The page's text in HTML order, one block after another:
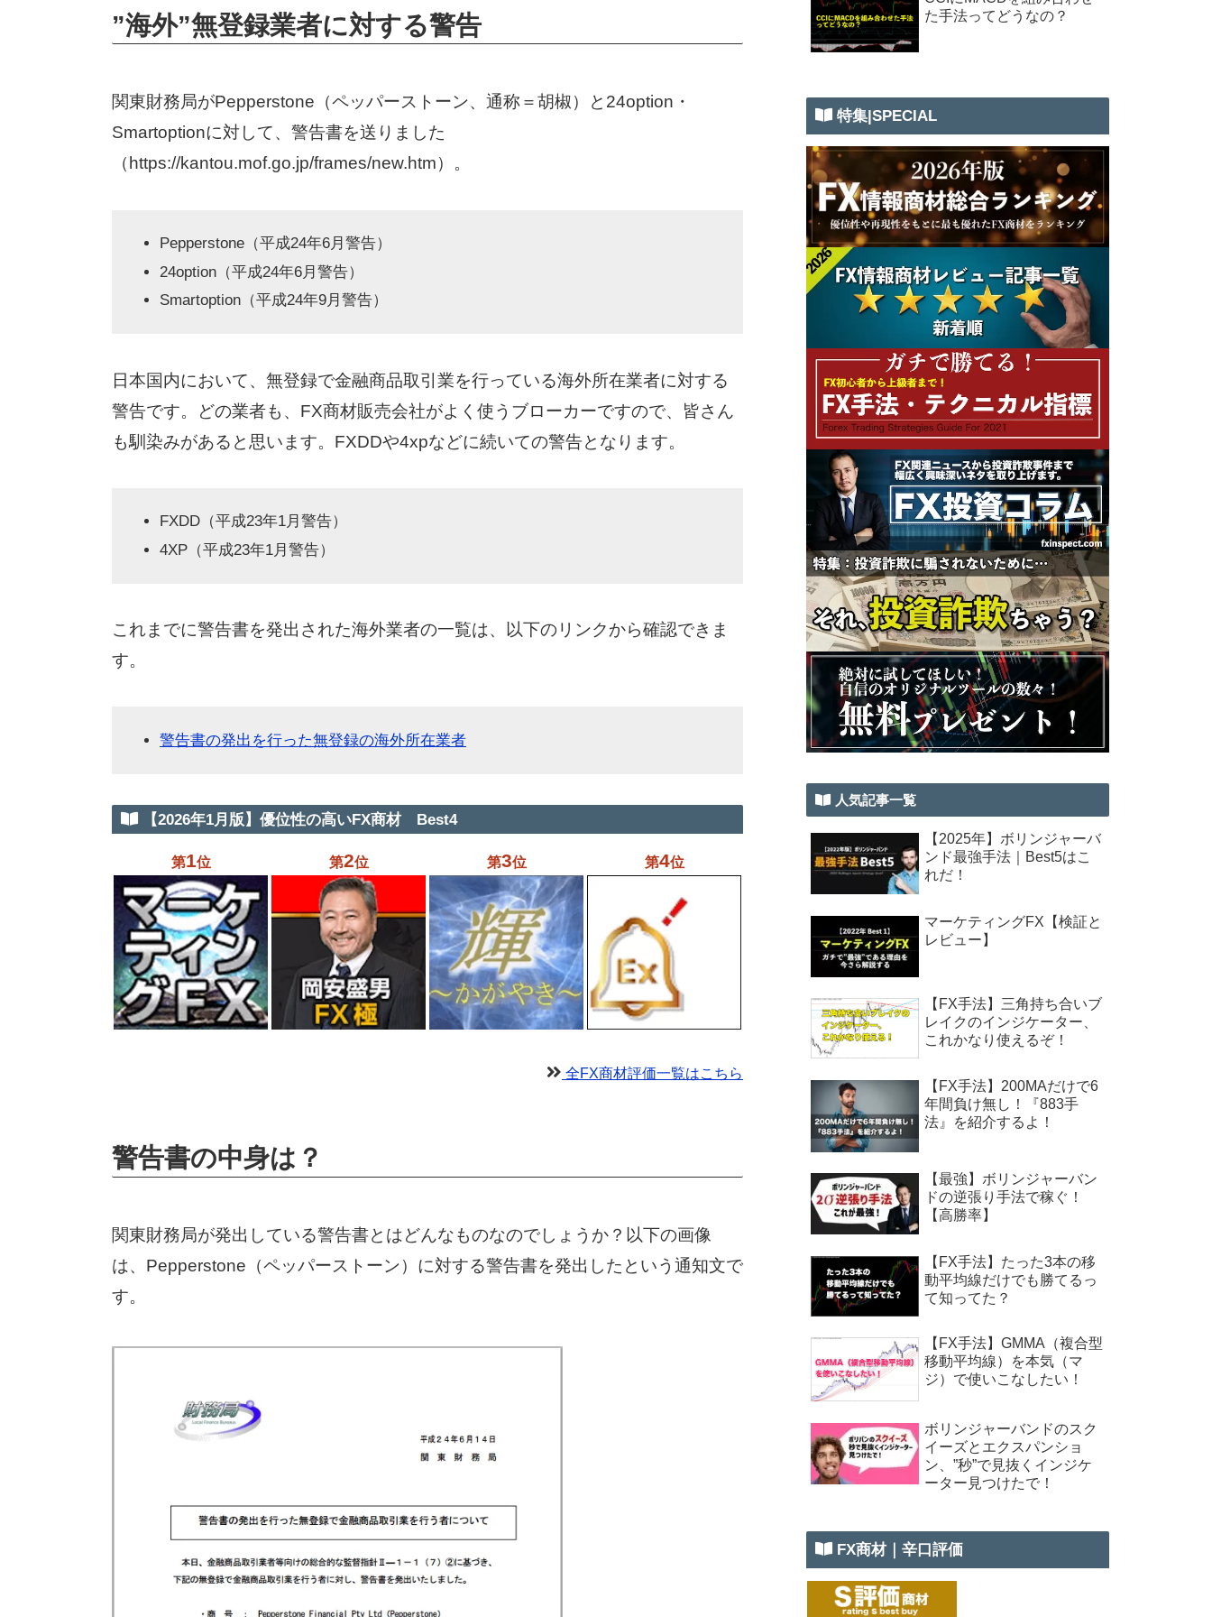
”海外”無登録業者に対する警告
関東財務局がPepperstone（ペッパーストーン、通称＝胡椒）と24option・
Smartoptionに対して、警告書を送りました
（https://kantou.mof.go.jp/frames/new.htm）。
Pepperstone（平成24年6月警告）
24option（平成24年6月警告）
Smartoption（平成24年9月警告）
日本国内において、無登録で金融商品取引業を行っている海外所在業者に対する
警告です。どの業者も、FX商材販売会社がよく使うブローカーですので、皆さん
も馴染みがあると思います。FXDDや4xpなどに続いての警告となります。
FXDD（平成23年1月警告）
4XP（平成23年1月警告）
これまでに警告書を発出された海外業者の一覧は、以下のリンクから確認できま
す。
警告書の発出を行った無登録の海外所在業者
【2026年1月版】優位性の高いFX商材 Best4
第1位 第2位 第3位 第4位
全FX商材評価一覧はこちら
警告書の中身は？
関東財務局が発出している警告書とはどんなものなのでしょうか？以下の画像
は、Pepperstone（ペッパーストーン）に対する警告書を発出したという通知文で
す。
た手法ってどうなの？
特集|SPECIAL
人気記事一覧
【2025年】ボリンジャーバ
ンド最強手法｜Best5はこ
れだ！
マーケティングFX【検証と
レビュー】
【FX手法】三角持ち合いブ
レイクのインジケーター、
これかなり使えるぞ！
【FX手法】200MAだけで6
年間負け無し！『883手
法』を紹介するよ！
【最強】ボリンジャーバン
ドの逆張り手法で稼ぐ！
【高勝率】
【FX手法】たった3本の移
動平均線だけでも勝てるっ
て知ってた？
【FX手法】GMMA（複合型
移動平均線）を本気（マ
ジ）で使いこなしたい！
ボリンジャーバンドのスク
イーズとエクスパンショ
ン、”秒”で見抜くインジケ
ーター見つけたで！
FX商材｜辛口評価